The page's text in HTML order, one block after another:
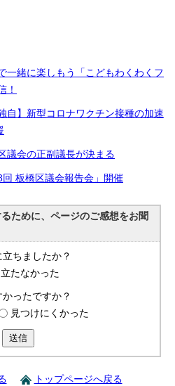
緒に楽しもう「こどもわくわくフ
！
】新型コロナワクチン接種の加速
会の正副議長が決まる
板橋区議会報告会」開催
ために、ページのご感想をお聞
ちましたか？
たなかった
ったですか？
見つけにくかった
送信
トップページへ戻る